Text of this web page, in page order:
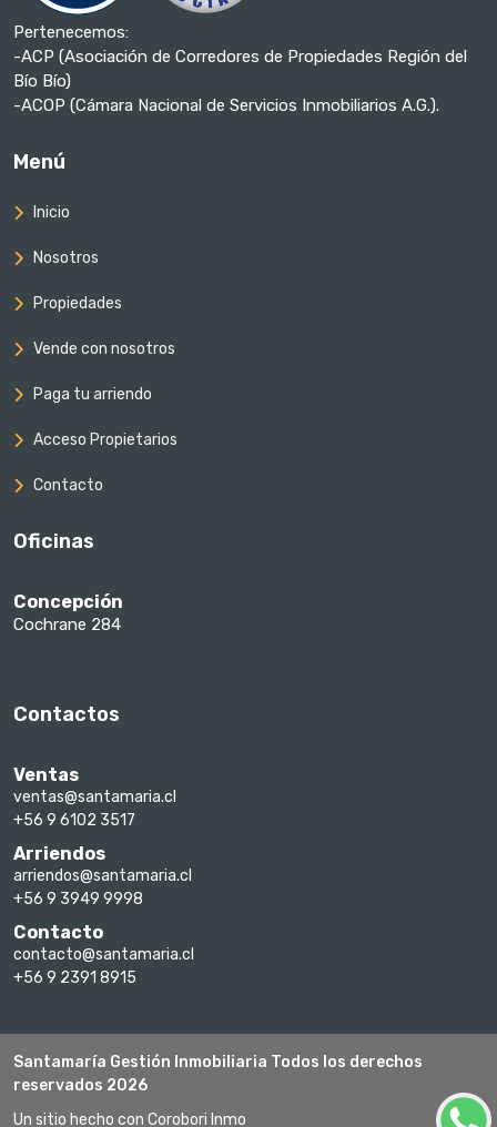
Pertenecemos:
-ACP (Asociación de Corredores de Propiedades Región del
Bío Bío)
-ACOP (Cámara Nacional de Servicios Inmobiliarios A.G.).
Menú
Inicio
Nosotros
Propiedades
Vende con nosotros
Paga tu arriendo
Acceso Propietarios
Contacto
Oficinas
Concepción
Cochrane 284
Contactos
Ventas
ventas@santamaria.cl
+56 9 6102 3517
Arriendos
arriendos@santamaria.cl
+56 9 3949 9998
Contacto
contacto@santamaria.cl
+56 9 2391 8915
Santamaría Gestión Inmobiliaria Todos los derechos
reservados 2026
Un sitio hecho con Corobori Inmo